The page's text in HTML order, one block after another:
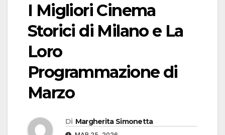
I Migliori Cinema
Storici di Milano e La
Loro
Programmazione di
Marzo
Di Margherita Simonetta